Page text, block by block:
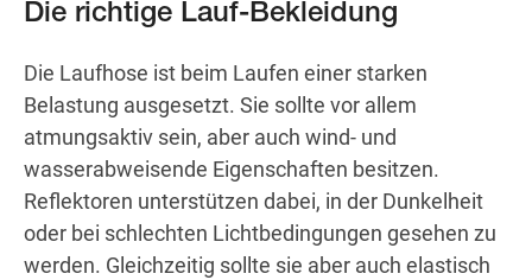
Die richtige Lauf-Bekleidung
Die Laufhose ist beim Laufen einer starken
Belastung ausgesetzt. Sie sollte vor allem
atmungsaktiv sein, aber auch wind- und
wasserabweisende Eigenschaften besitzen.
Reflektoren unterstützen dabei, in der Dunkelheit
oder bei schlechten Lichtbedingungen gesehen zu
werden. Gleichzeitig sollte sie aber auch elastisch